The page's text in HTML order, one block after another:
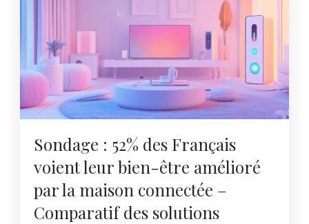
Sondage : 52% des Français
voient leur bien-être amélioré
par la maison connectée –
Comparatif des solutions